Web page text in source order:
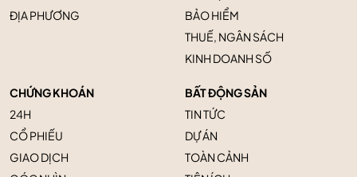
ĐỊA PHƯƠNG
BẢO HIỂM
THUẾ, NGÂN SÁCH
KINH DOANH SỐ
CHỨNG KHOÁN
24H
CỔ PHIẾU
GIAO DỊCH
BẤT ĐỘNG SẢN
TIN TỨC
DỰ ÁN
TOÀN CẢNH